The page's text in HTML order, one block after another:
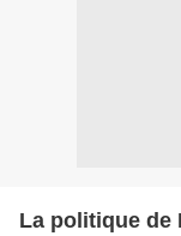
La politique de